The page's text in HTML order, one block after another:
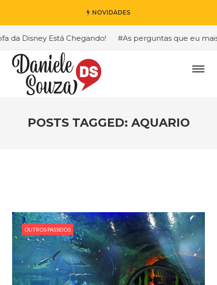
NOVIDADES
Disney Está Chegando! #As perguntas que eu mais
POSTS TAGGED: AQUARIO
OUTROS PASSEIOS